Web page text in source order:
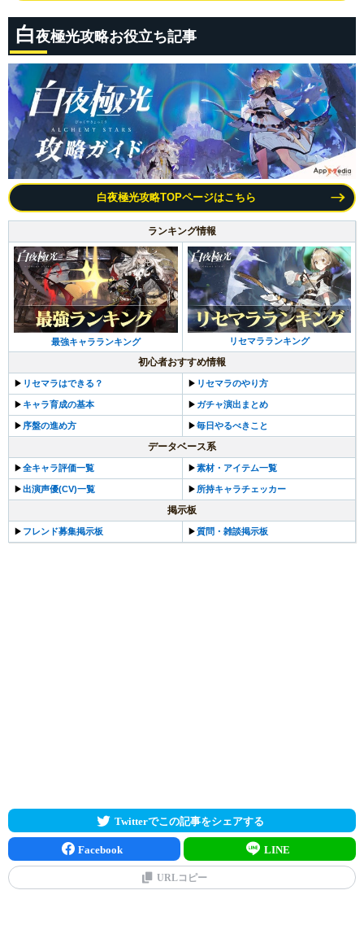
白夜極光攻略お役立ち記事
白夜極光攻略TOPページはこちら
ランキング情報
最強キャラランキング リセマラランキング
初心者おすすめ情報
▶︎ リセマラはできる？ ▶︎ リセマラのやり方
▶︎ キャラ育成の基本 ▶︎ ガチャ演出まとめ
▶︎ 序盤の進め方 ▶︎毎日やるべきこと
データベース系
▶︎全キャラ評価一覧 ▶︎素材・アイテム一覧
▶︎出演声優(CV)一覧 ▶︎ 所持キャラチェッカー
掲示板
▶︎ フレンド募集掲示板 ▶︎質問・雑談掲示板
Twitterでこの記事をシェアする
Facebook LINE
URLコピー